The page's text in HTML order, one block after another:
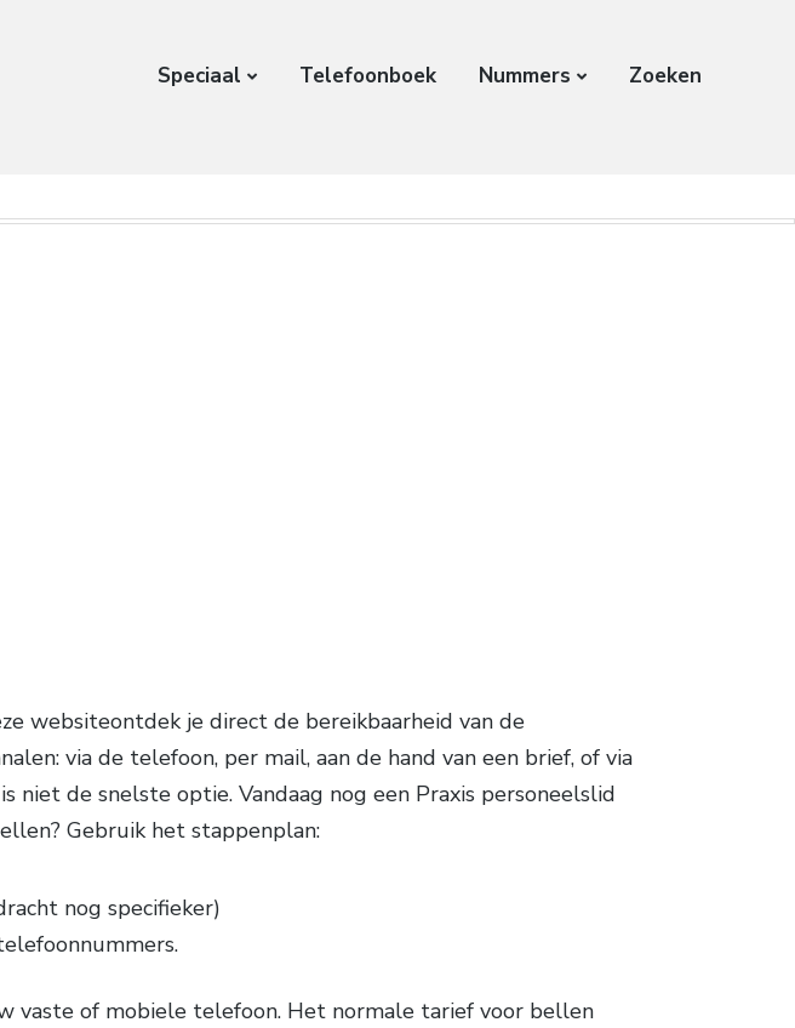
Speciaal Telefoonboek Nummers Zoeken
websiteontdek je direct de bereikbaarheid van de
via de telefoon, per mail, aan de hand van een brief, of via
niet de snelste optie. Vandaag nog een Praxis personeelslid
Gebruik het stappenplan:
nog specifieker)
vaste of mobiele telefoon. Het normale tarief voor bellen